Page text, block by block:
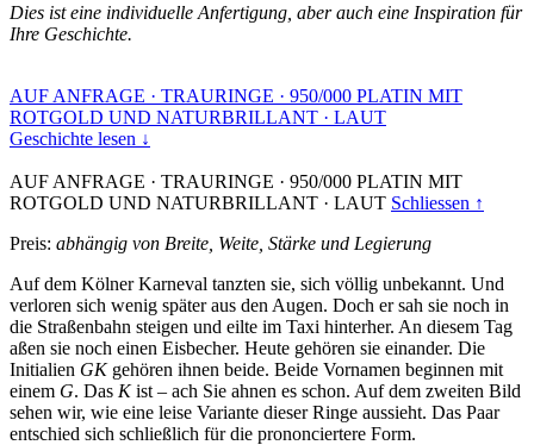
Dies ist eine individuelle Anfertigung, aber auch eine Inspiration für
Ihre Geschichte.
AUF ANFRAGE · TRAURINGE · 950/000 PLATIN MIT
ROTGOLD UND NATURBRILLANT · LAUT
Geschichte lesen ↓
AUF ANFRAGE · TRAURINGE · 950/000 PLATIN MIT
ROTGOLD UND NATURBRILLANT · LAUT Schliessen ↑
Preis: abhängig von Breite, Weite, Stärke und Legierung
Auf dem Kölner Karneval tanzten sie, sich völlig unbekannt. Und
verloren sich wenig später aus den Augen. Doch er sah sie noch in
die Straßenbahn steigen und eilte im Taxi hinterher. An diesem Tag
aßen sie noch einen Eisbecher. Heute gehören sie einander. Die
Initialien GKgehören ihnen beide. Beide Vornamen beginnen mit
einem G. Das Kist – ach Sie ahnen es schon. Auf dem zweiten Bild
sehen wir, wie eine leise Variante dieser Ringe aussieht. Das Paar
entschied sich schließlich für die prononciertere Form.